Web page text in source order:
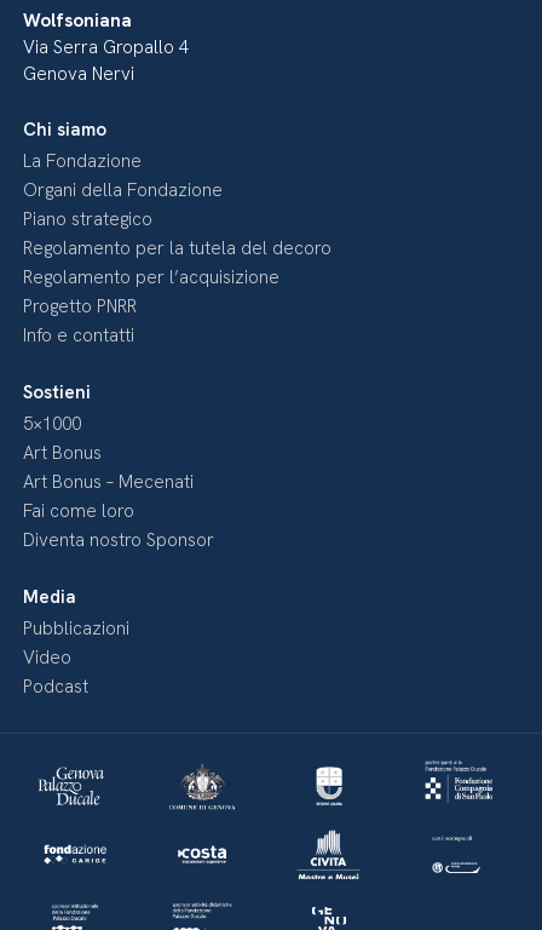
Wolfsoniana
Via Serra Gropallo 4
Genova Nervi
Chi siamo
La Fondazione
Organi della Fondazione
Piano strategico
Regolamento per la tutela del decoro
Regolamento per l’acquisizione
Progetto PNRR
Info e contatti
Sostieni
5×1000
Art Bonus
Art Bonus – Mecenati
Fai come loro
Diventa nostro Sponsor
Media
Pubblicazioni
Video
Podcast